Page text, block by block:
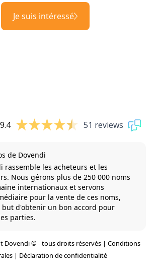
Je suis intéressé
9.4 51 reviews
de Dovendi
rassemble les acheteurs et les
Nous gérons plus de 250 000 noms
internationaux et servons
pour la vente de ces noms,
but d'obtenir un bon accord pour
parties.
Dovendi © - tous droits réservés | Conditions
| Déclaration de confidentialité